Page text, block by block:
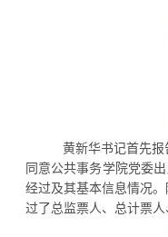
黄新华书记首先报告
同意公共事务学院党委
经过及其基本信息情况
过了总监票人、总计票人